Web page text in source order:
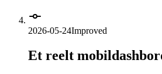
2026-05-24Improved
Et reelt